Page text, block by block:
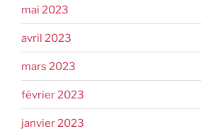
mai 2023
avril 2023
mars 2023
février 2023
janvier 2023